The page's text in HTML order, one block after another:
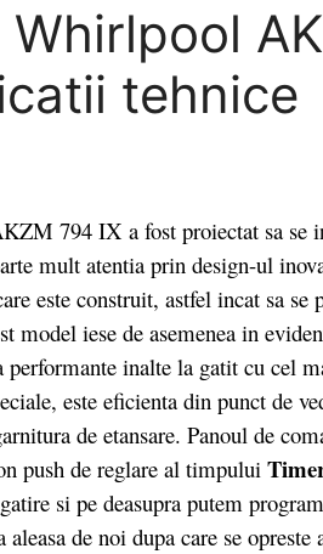
tehnice
794 IX a fost proiectat sa se
mult atentia prin design-ul
este construit, astfel incat sa se
model iese de asemenea in
performante inalte la gatit cu cel
este eficienta din punct de
de etansare. Panoul de
push de reglare al timpului
si pe deasupra putem
de noi dupa care se